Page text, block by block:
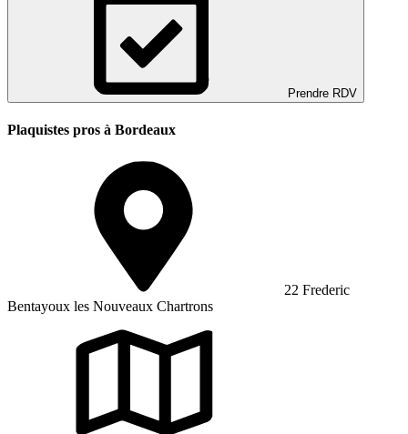
Prendre RDV
Plaquistes pros à Bordeaux
22 Frederic
Bentayoux les Nouveaux Chartrons